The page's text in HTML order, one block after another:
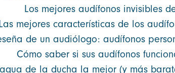
Los mejores audífonos invisibles
Las mejores características de los
de un audiólogo: audífonos
Cómo saber si sus audífonos
agua de la ducha la mejor (y más